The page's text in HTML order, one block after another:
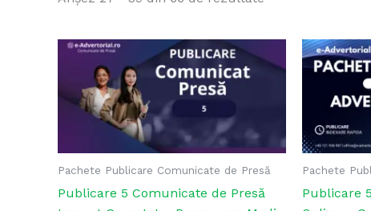
Pachete Publicare Comunicate de Presă
Publicare 5 Comunicate de Presă
Pachete
Publicare